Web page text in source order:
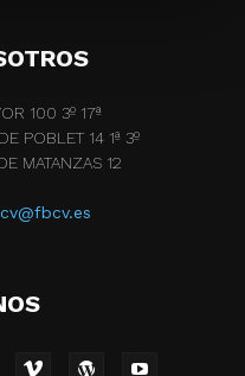
100 3º 17ª
POBLET 14 1ª 3º
MATANZAS 12